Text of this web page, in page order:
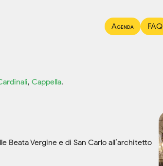
Agenda FAQ
, Cappella.
Beata Vergine e di San Carlo all’architetto